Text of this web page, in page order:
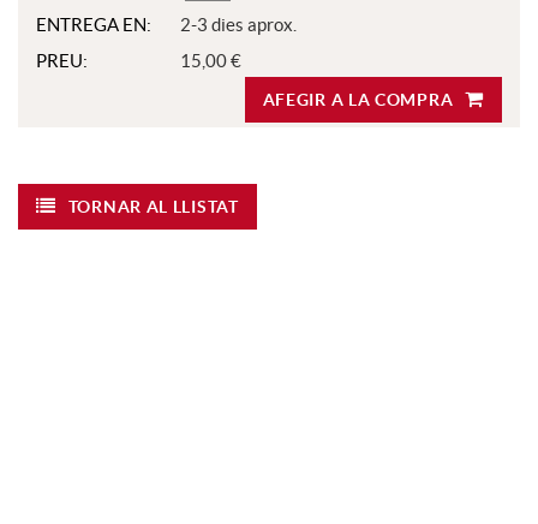
ENTREGA EN:
2-3 dies aprox.
PREU:
15,00 €
AFEGIR A LA COMPRA
TORNAR AL LLISTAT